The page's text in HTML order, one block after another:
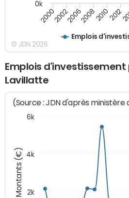
Emplois
200020022006200820102012
0k
© JDN 2026
Emplois
Lavillatte
Montants (€)
(Source : JDN d'après ministère
2k
4k
6k